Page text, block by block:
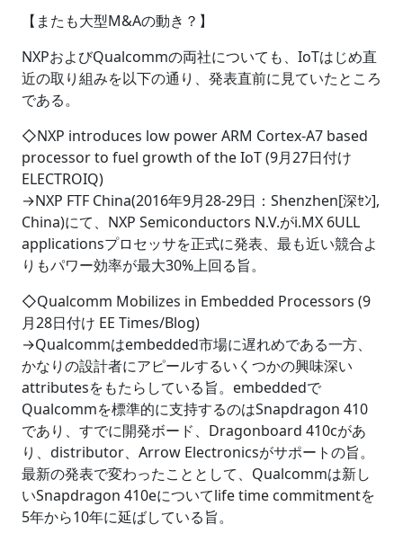
【またも大型M&Aの動き？】
NXPおよびQualcommの両社についても、IoTはじめ直
近の取り組みを以下の通り、発表直前に見ていたところ
である。
◇NXP introduces low power ARM Cortex-A7 based
processor to fuel growth of the IoT (9月27日付け
ELECTROIQ)
→NXP FTF China(2016年9月28-29日：Shenzhen[深ｾﾝ],
China)にて、NXP Semiconductors N.V.がi.MX 6ULL
applicationsプロセッサを正式に発表、最も近い競合よ
りもパワー効率が最大30%上回る旨。
◇Qualcomm Mobilizes in Embedded Processors (9
月28日付け EE Times/Blog)
→Qualcommはembedded市場に遅れめである一方、
かなりの設計者にアピールするいくつかの興味深い
attributesをもたらしている旨。embeddedで
Qualcommを標準的に支持するのはSnapdragon 410
であり、すでに開発ボード、Dragonboard 410cがあ
り、distributor、Arrow Electronicsがサポートの旨。
最新の発表で変わったこととして、Qualcommは新し
いSnapdragon 410eについてlife time commitmentを
5年から10年に延ばしている旨。